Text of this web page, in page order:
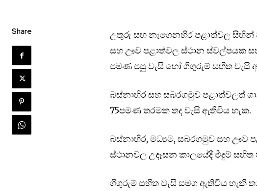
Share
උතුරු සහ නැගෙනහිර පළාත්වල සිහින්
සහ ඌව පළාත්වල ස්ථාන ස්වල්පයක
පමණ පසු වැසි හෝ ගිගුරුම් සහිත වැසි
බස්නාහිර සහ සබරගමුව පළාත්වලත්
75පමණ තරමක තද වැසි ඇතිවිය හැක.
බස්නාහිර, මධ්‍යම, සබරගමුව සහ ඌව
ස්ථානවල උදෑසන කාලයේදී මීදුම්
ගිගුරුම් සහිත වැසි සමග ඇතිවිය හැකි